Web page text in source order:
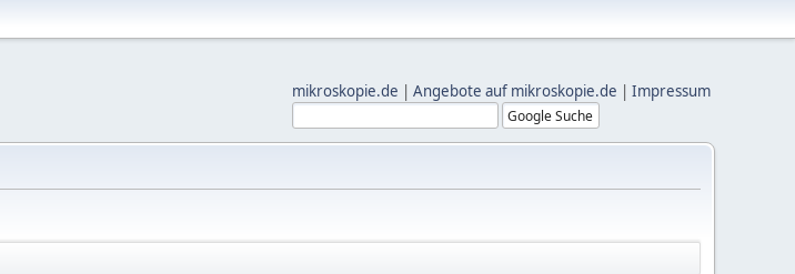
mikroskopie.de | Angebote auf mikroskopie.de | Impressum